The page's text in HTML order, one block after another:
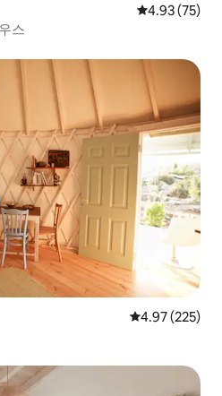
평점 4.93점(5
4.93 (75)
스
평점 4.97점(5
4.97 (225)